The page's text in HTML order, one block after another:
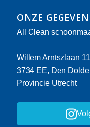
ONZE
All Clean
Willem Arntszlaan
3734 EE, Den
Provincie Utrecht